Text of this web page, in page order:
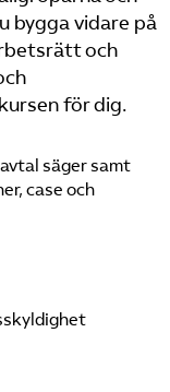
bygga vidare på
och
för dig.
säger samt
case och